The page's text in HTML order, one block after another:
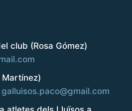
club (Rosa Gómez)
galluisos.paco@gmail.com